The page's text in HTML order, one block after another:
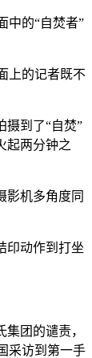
中的“自焚者”
上的记者既不
摄到了“自焚”
起两分钟之
影机多角度同
印动作到打坐
团的谴责，
采访到第一手